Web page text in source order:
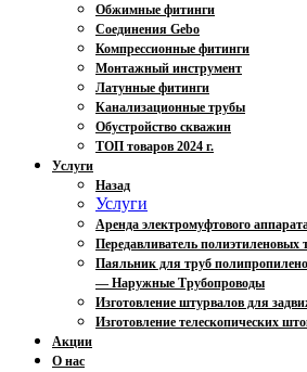
Обжимные фитинги
Соединения Gebo
Компрессионные фитинги
Монтажный инструмент
Латунные фитинги
Канализационные трубы
Обустройство скважин
ТОП товаров 2024 г.
Услуги
Назад
Услуги
Аренда электромуфтового
Передавливатель полиэтиленовых
Паяльник для труб
— Наружные Трубопроводы
Изготовление штурвалов для
Изготовление телескопических
Акции
О нас